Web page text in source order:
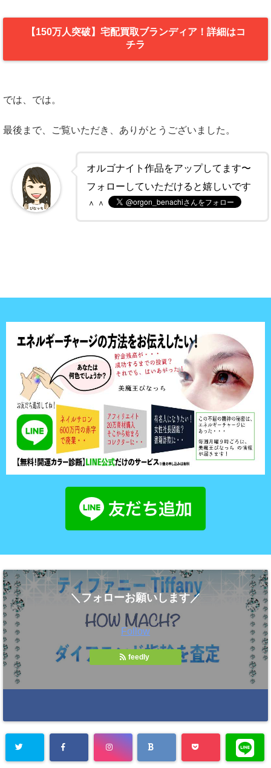
【150万人突破】宅配買取ブランディア！詳細はコ
チラ
では、では。
最後まで、ご覧いただき、ありがとうございました。
オルゴナイト作品をアップしてます〜
フォローしていただけると嬉しいです
＾＾
＼フォローお願いします／
Follow
feedly